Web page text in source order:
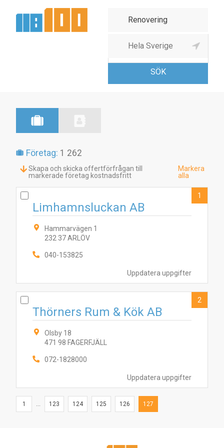
Köksinredning, -
Företag: 1 262
Skapa och skicka offertförfrågan till
markerade företag kostnadsfritt
Markera
alla
Uppdatera uppgifter
Limhamnsluckan AB
Hammarvägen 1
232 37 ARLÖV
040-153825
1
Uppdatera uppgifter
Thörners Rum & Kök AB
Olsby 18
471 98 FAGERFJÄLL
072-1828000
2
1 ... 123 124 125 126 127